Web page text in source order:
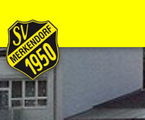
Zum Inhalt springen